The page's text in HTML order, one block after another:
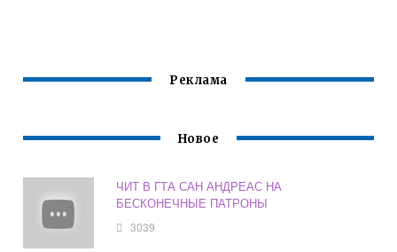
Реклама
Новое
ЧИТ В ГТА САН АНДРЕАС НА
БЕСКОНЕЧНЫЕ ПАТРОНЫ
3039